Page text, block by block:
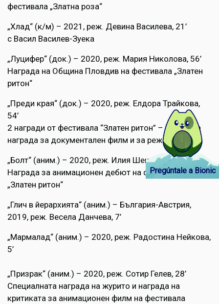
фестивала „Златна роза“
„Хлад“ (к/м) – 2021, реж. Девина Василева, 21’
с Васил Василев-Зуека
„Луцифер“ (док.) – 2020, реж. Мария Николова, 56’
Награда на Община Пловдив на фестивала „Златен
ритон“
„Преди края“ (док.) – 2020, реж. Елдора Трайкова,
54’
2 награди от фестивала “Златен ритон” – Голямата
награда за документален филм и за режисура
„Болт“ (аним.) – 2020, реж. Илия Шекерджиев, 8’
Награда за анимационен дебют на фестивала
„Златен ритон“
„Глич в йерархията“ (аним.) – България-Австрия,
2019, реж. Весела Данчева, 7’
„Мармалад“ (аним.) – 2020, реж. Радостина Нейкова,
5’
„Призрак“ (аним.) – 2020, реж. Сотир Гелев, 28’
Специалната награда на журито и награда на
критиката за анимационен филм на фестивала
Pregúntale a Bionic